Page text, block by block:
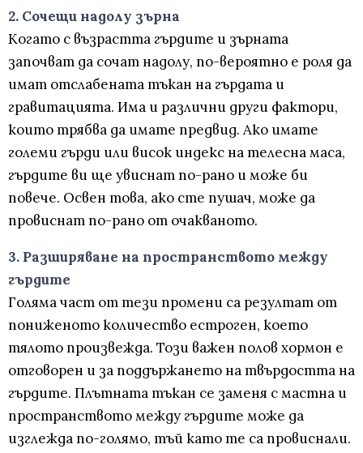
2. Сочещи надолу зърна
Когато с възрастта гърдите и зърната
започват да сочат надолу, по-вероятно е роля да
имат отслабената тъкан на гърдата и
гравитацията. Има и различни други фактори,
които трябва да имате предвид. Ако имате
големи гърди или висок индекс на телесна маса,
гърдите ви ще увиснат по-рано и може би
повече. Освен това, ако сте пушач, може да
провиснат по-рано от очакваното.
3. Разширяване на пространството между
гърдите
Голяма част от тези промени са резултат от
пониженото количество естроген, което
тялото произвежда. Този важен полов хормон е
отговорен и за поддържането на твърдостта на
гърдите. Плътната тъкан се заменя с мастна и
пространството между гърдите може да
изглежда по-голямо, тъй като те са провиснали.